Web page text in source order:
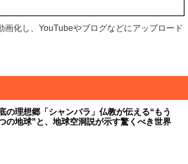
化し、YouTubeやブログなどにアップロード
の理想郷「シャンバラ」仏教が伝える“もう
の地球”と、地球空洞説が示す驚くべき世界